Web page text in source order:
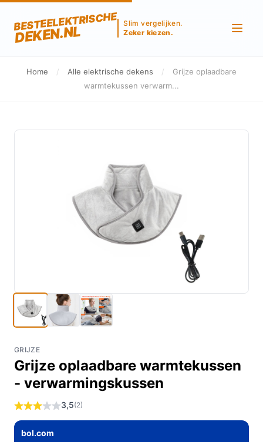
BESTEELEKTRISCHE
DEKEN.NL
Slim vergelijken.
Zeker kiezen.
Home / Alle elektrische dekens /
Grijze oplaadbare
warmtekussen verwarm...
GRIJZE
Grijze oplaadbare warmtekussen
- verwarmingskussen
3,5(2)
bol.com